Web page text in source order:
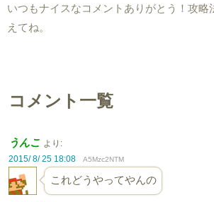
いつもナイスなコメントありがとう！攻略
えてね。
コメント一覧
うんこ より:
2015/ 8/ 25 18:08
A5Mzc2NTM
これどうやってやんの